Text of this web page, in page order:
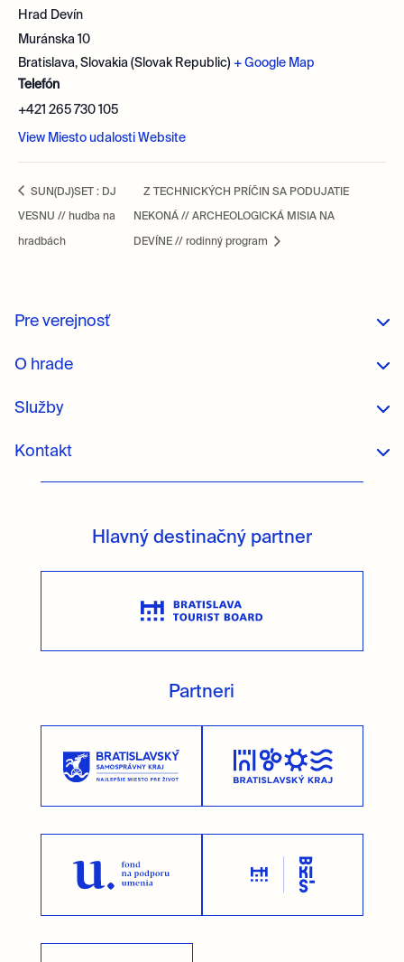
Hrad Devín
Muránska 10
Bratislava, Slovakia (Slovak Republic) + Google Map
Telefón
+421 265 730 105
View Miesto udalosti Website
SUN(DJ)SET : DJ
VESNU // hudba na
hradbách
Z TECHNICKÝCH PRÍČIN SA PODUJATIE
NEKONÁ // ARCHEOLOGICKÁ MISIA NA
DEVÍNE // rodinný program
Pre verejnosť
O hrade
Služby
Kontakt
Hlavný destinačný partner
Partneri